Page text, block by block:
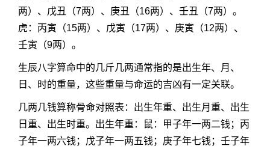
两）、戊丑（7两）、庚丑（16两）、壬丑（7两）。
虎：丙寅（15两）、戊寅（17两）、庚寅（12两）、
壬寅（9两）。
生辰八字算命中的几斤几两通常指的是出生年、月、
日、时的重量，这些重量与命运的吉凶有一定关联。
几两几钱算称骨命对照表：出生年重、出生月重、出生
日重、出生时重。出生年重：鼠：甲子年一两二钱；丙
子年一两六钱；戊子年一两五钱；庚子年七钱；壬子年